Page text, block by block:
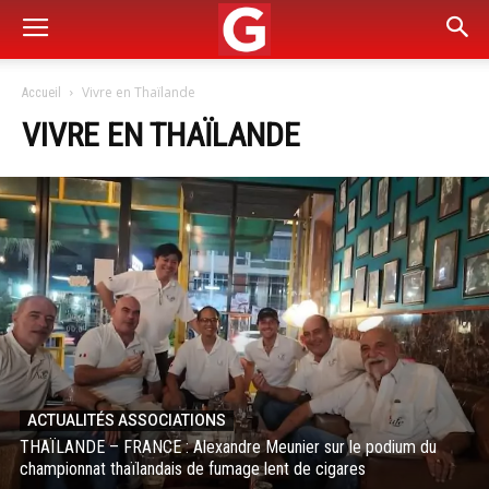
Accueil Vivre en Thaïlande
VIVRE EN THAÏLANDE
ACTUALITÉS ASSOCIATIONS
THAÏLANDE – FRANCE : Alexandre Meunier sur le podium du
championnat thaïlandais de fumage lent de cigares